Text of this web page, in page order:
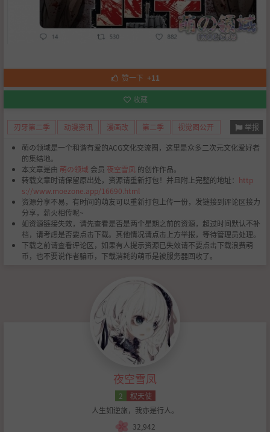
赞一下 +11
收藏
刃牙第二季 动漫资讯 漫画改 第二季 视觉图公开 举报
萌の领域是一个和谐有爱的ACG文化交流圈，这里是众多二次元文化爱好者
的集结地。
本文章是由 萌の领域 会员 夜空雪凤 的创作作品。
转载文章时请保留原出处，资源请重新打包！并且附上完整的地址： http
s://www.moezone.app/16690.html
资源分享不易，有时间的萌友可以重新打包上传一份，发链接到评论区接力
分享，薪火相传呢~
如资源链接失效，请先查看是否是两个星期之前的资源，超过时间默认不补
档，请考虑是否要点击下载。其他情况请点击上方举报，等待管理员处理。
下载之前请查看评论区，如果有人提示资源已失效请不要点击下载浪费萌
币，也不要说作者骗币，下载消耗的萌币是被服务器回收了。
夜空雪凤
2
权天使
人生如逆旅，我亦是行人。
32,942